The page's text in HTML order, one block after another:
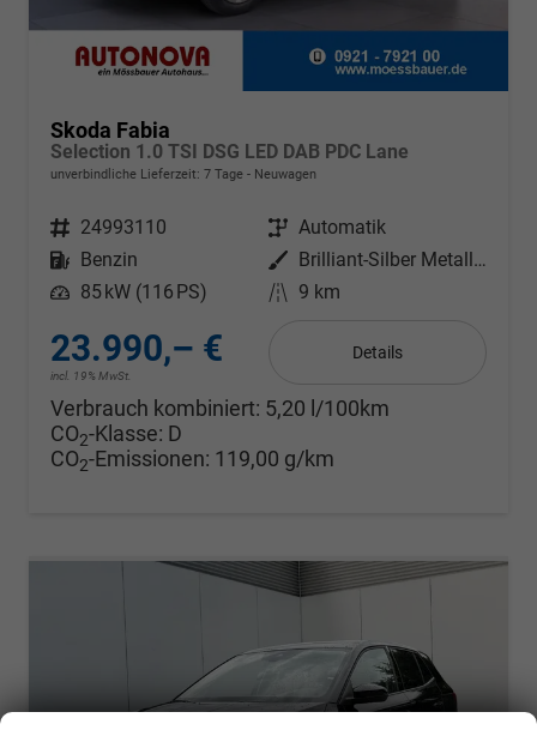
Skoda Fabia
Selection 1.0 TSI DSG LED DAB PDC Lane
unverbindliche Lieferzeit: 7 Tage Neuwagen
Fahrzeugnr. 24993110 Getriebe Automatik
Kraftstoff
Benzin Außenfarbe
Brilliant-Silber Metallic
Leistung 85 kW (116 PS) Kilometerstand 9 km
23.990,– €
incl. 19% MwSt.
Details
Verbrauch kombiniert: 5,20 l/100km
CO2-Klasse: D
CO2-Emissionen: 119,00 g/km